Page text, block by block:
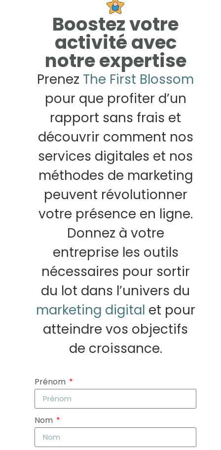
Boostez votre
activité avec
notre expertise
Prenez The First Blossom
pour que profiter d’un
rapport sans frais et
découvrir comment nos
services digitales et nos
méthodes de marketing
peuvent révolutionner
votre présence en ligne.
Donnez à votre
entreprise les outils
nécessaires pour sortir
du lot dans l’univers du
marketing digital et pour
atteindre vos objectifs
de croissance.
Prénom
Nom